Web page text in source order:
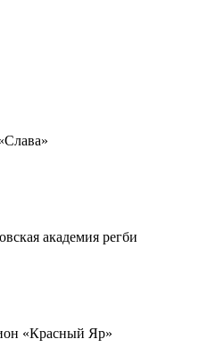
академия регби
«Красный Яр»